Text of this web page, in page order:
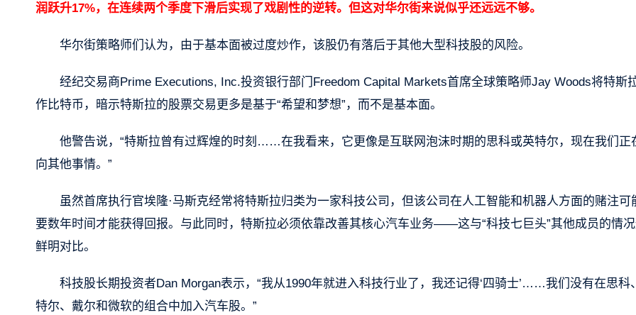
润跃升17%，在连续两个季度下滑后实现了戏剧性的逆转。但这对华尔街来说似乎还远远不够。
华尔街策略师们认为，由于基本面被过度炒作，该股仍有落后于其他大型科技股的风险。
经纪交易商Prime Executions, Inc.投资银行部门Freedom Capital Markets首席全球策略师Jay Woods将特斯
作比特币，暗示特斯拉的股票交易更多是基于“希望和梦想”，而不是基本面。
他警告说，“特斯拉曾有过辉煌的时刻……在我看来，它更像是互联网泡沫时期的思科或英特尔，现在我们正
向其他事情。”
虽然首席执行官埃隆·马斯克经常将特斯拉归类为一家科技公司，但该公司在人工智能和机器人方面的赌注可
要数年时间才能获得回报。与此同时，特斯拉必须依靠改善其核心汽车业务——这与“科技七巨头”其他成员的情
鲜明对比。
科技股长期投资者Dan Morgan表示，“我从1990年就进入科技行业了，我还记得‘四骑士’……我们没有在思科
特尔、戴尔和微软的组合中加入汽车股。”